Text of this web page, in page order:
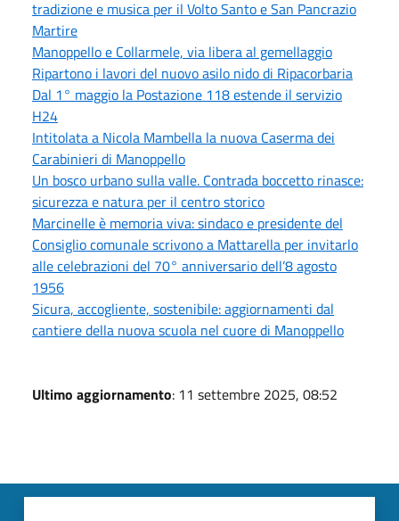
tradizione e musica per il Volto Santo e San Pancrazio
Martire
Manoppello e Collarmele, via libera al gemellaggio
Ripartono i lavori del nuovo asilo nido di Ripacorbaria
Dal 1° maggio la Postazione 118 estende il servizio
H24
Intitolata a Nicola Mambella la nuova Caserma dei
Carabinieri di Manoppello
Un bosco urbano sulla valle. Contrada boccetto rinasce:
sicurezza e natura per il centro storico
Marcinelle è memoria viva: sindaco e presidente del
Consiglio comunale scrivono a Mattarella per invitarlo
alle celebrazioni del 70° anniversario dell’8 agosto
1956
Sicura, accogliente, sostenibile: aggiornamenti dal
cantiere della nuova scuola nel cuore di Manoppello
Ultimo aggiornamento: 11 settembre 2025, 08:52